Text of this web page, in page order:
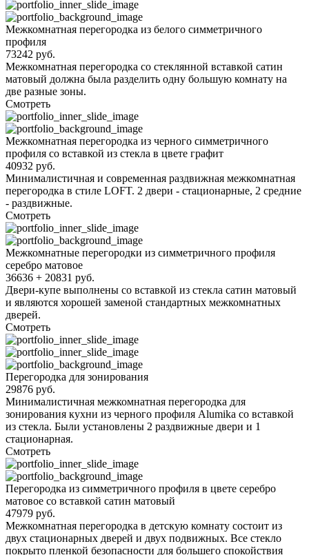
Межкомнатная перегородка из белого симметричного
профиля
73242 руб.
Межкомнатная перегородка со стеклянной вставкой сатин
матовый должна была разделить одну большую комнату на
две разные зоны.
Смотреть
Межкомнатная перегородка из черного симметричного
профиля со вставкой из стекла в цвете графит
40932 руб.
Минималистичная и современная раздвижная межкомнатная
перегородка в стиле LOFT. 2 двери - стационарные, 2 средние
- раздвижные.
Смотреть
Межкомнатные перегородки из симметричного профиля
серебро матовое
36636 + 20831 руб.
Двери-купе выполнены со вставкой из стекла сатин матовый
и являются хорошей заменой стандартных межкомнатных
дверей.
Смотреть
Перегородка для зонирования
29876 руб.
Минималистичная межкомнатная перегородка для
зонирования кухни из черного профиля Alumika со вставкой
из стекла. Были установлены 2 раздвижные двери и 1
стационарная.
Смотреть
Перегородка из симметричного профиля в цвете серебро
матовое со вставкой сатин матовый
47979 руб.
Межкомнатная перегородка в детскую комнату состоит из
двух стационарных дверей и двух подвижных. Все стекло
покрыто пленкой безопасности для большего спокойствия